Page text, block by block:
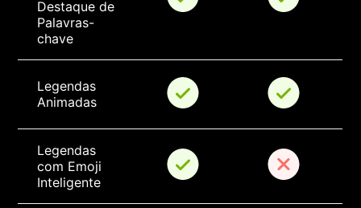
Destaque de
Palavras-
chave
Legendas
Animadas
Legendas
com Emoji
Inteligente